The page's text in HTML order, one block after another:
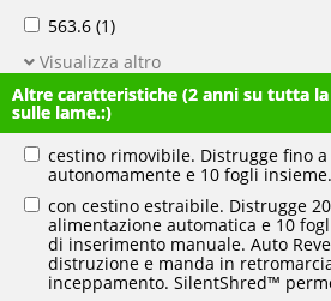
563.6 (1)
Visualizza altro
Altre caratteristiche (2 anni su tutta
sulle lame.:)
cestino rimovibile. Distrugge fino a
autonomamente e 10 fogli
con cestino estraibile. Distrugge
alimentazione automatica e 10
di inserimento manuale. Auto
distruzione e manda in
inceppamento. SilentShred™